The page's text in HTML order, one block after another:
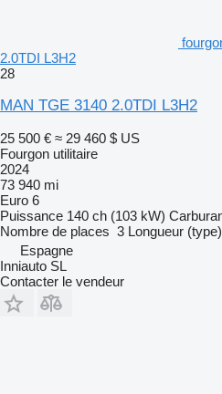
2.0TDI L3H2
28
MAN TGE 3140 2.0TDI L3H2
25 500 € ≈ 29 460 $ US
Fourgon utilitaire
2024
73 940 mi
Euro 6
Puissance 140 ch (103 kW)
Nombre de places 3 Longueur (type)
Espagne
Inniauto SL
Contacter le vendeur